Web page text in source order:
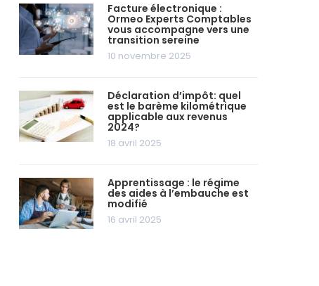
Facture électronique :
Ormeo Experts Comptables
vous accompagne vers une
transition sereine
10 novembre 2025
Déclaration d’impôt: quel
est le barème kilométrique
applicable aux revenus
2024?
18 avril 2025
Apprentissage : le régime
des aides à l’embauche est
modifié
16 avril 2025